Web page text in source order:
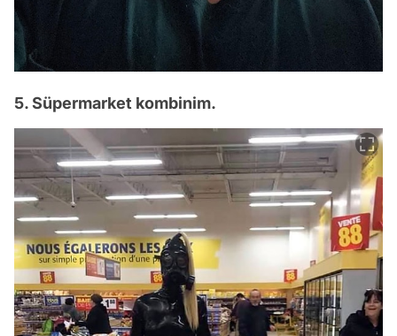
5. Süpermarket kombinim.